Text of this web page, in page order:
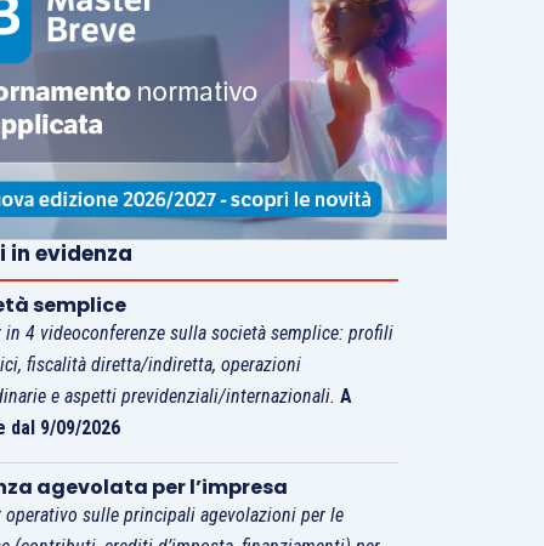
in evidenza
semplice
in 4 videoconferenze sulla società semplice: profili
fiscalità diretta/indiretta, operazioni
e aspetti previdenziali/internazionali.A
dal 9/09/2026
agevolata per l’impresa
operativo sulle principali agevolazioni per le